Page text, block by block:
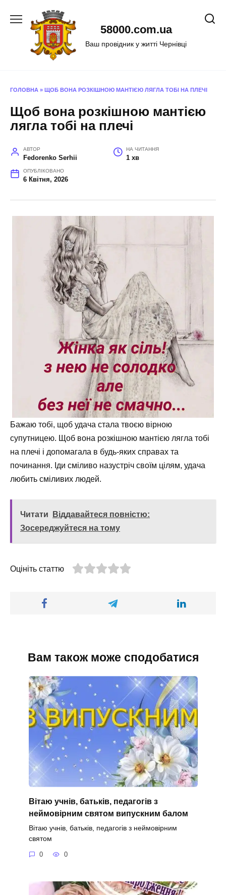
58000.com.ua
Ваш провідник у житті Чернівці
ГОЛОВНА » ЩОБ ВОНА РОЗКІШНОЮ МАНТІЄЮ ЛЯГЛА ТОБІ НА ПЛЕЧІ
Щоб вона розкішною мантією
лягла тобі на плечі
АВТОР
Fedorenko Serhii
НА ЧИТАННЯ
1 хв
ОПУБЛІКОВАНО
6 Квітня, 2026
Бажаю тобі, щоб удача стала твоєю вірною
супутницею. Щоб вона розкішною мантією лягла тобі
на плечі і допомагала в будь-яких справах та
починання. Іди сміливо назустріч своїм цілям, удача
любить сміливих людей.
Читати
Віддавайтеся повністю:
Зосереджуйтеся на тому
Оцініть статтю
Вам також може сподобатися
Вітаю учнів, батьків, педагогів з
неймовірним святом випускним балом
Вітаю учнів, батьків, педагогів з неймовірним
святом
0 0